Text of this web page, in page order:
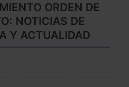
ORDEN DE
NOTICIAS DE
Y ACTUALIDAD